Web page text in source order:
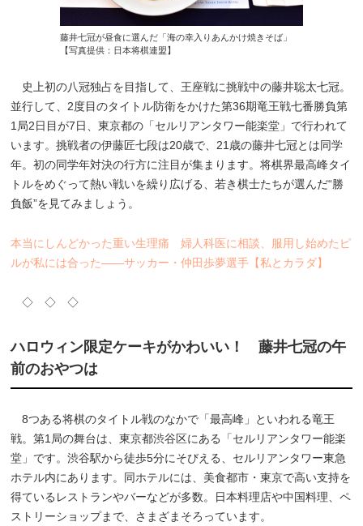
藤井七冠が昼食に選んだ「海の幸入りあんかけ焼きそば」
【写真提供：日本将棋連盟】
史上初の八冠独占を目指して、王座戦に挑戦中の藤井聡太七冠。
並行して、2度目のタイトル防衛をかけた第36期竜王戦七番勝負第
1局2日目が7日、東京都の「セルリアンタワー能楽堂」で行われて
います。挑戦者の伊藤匠七段は20歳で、21歳の藤井七冠とは同学
年。初の同学年対決の行方に注目が集まります。将棋界最高峰タイ
トルをめぐって熱い戦いを繰り広げる、若き棋士たちが選んだ“勝
負飯”を見てみましょう。
本当にしんどかった重い生理痛 婦人科医に相談、服用し始めたピ
ルが私には合った――サッカー・仲田歩夢選手【私とカラダ】
◇ ◇ ◇
ハロウィン限定ケーキがかわいい！ 藤井七冠の午
前のおやつは
8つある将棋のタイトル戦のなかで「最高峰」といわれる竜王
戦。第1局の舞台は、東京都渋谷区にある「セルリアンタワー能楽
堂」です。渋谷駅から徒歩5分にそびえる、セルリアンタワー東急
ホテル内にあります。同ホテルには、美食都市・東京で高い支持を
得ているレストランやバーなどが多数。日本料理店や中国料理、ペ
ストリーショップまで、さまざまそろっています。